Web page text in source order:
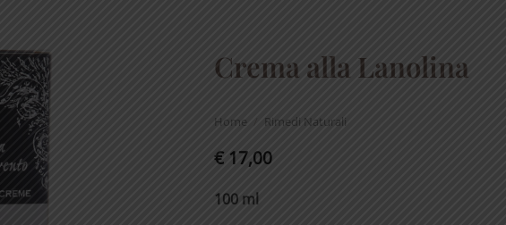
Crema alla Lanolina
Home Rimedi Naturali
€17,00
100 ml